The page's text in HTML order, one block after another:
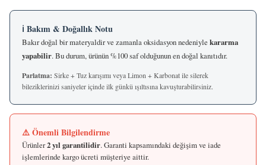
ℹ️ Bakım & Doğallık Notu
Bakır doğal bir materyaldir ve zamanla oksidasyon nedeniyle kararma
yapabilir. Bu durum, ürünün %100 saf olduğunun en doğal kanıtıdır.
Parlatma: Sirke + Tuz karışımı veya Limon + Karbonat ile silerek
bileziklerinizi saniyeler içinde ilk günkü ışıltısına kavuşturabilirsiniz.
⚠️ Önemli Bilgilendirme
Ürünler2 yıl garantilidir. Garanti kapsamındaki değişim ve iade
işlemlerinde kargo ücreti müşteriye aittir.